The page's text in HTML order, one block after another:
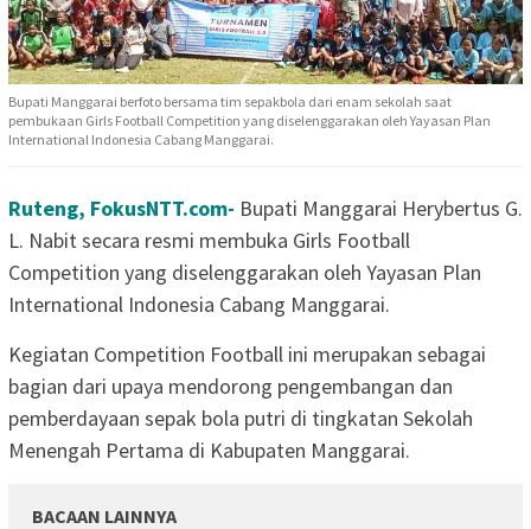
Bupati Manggarai berfoto bersama tim sepakbola dari enam sekolah saat
pembukaan Girls Football Competition yang diselenggarakan oleh Yayasan Plan
International Indonesia Cabang Manggarai.
Ruteng, FokusNTT.com- Bupati Manggarai Herybertus G.
L. Nabit secara resmi membuka Girls Football
Competition yang diselenggarakan oleh Yayasan Plan
International Indonesia Cabang Manggarai.
Kegiatan Competition Football ini merupakan sebagai
bagian dari upaya mendorong pengembangan dan
pemberdayaan sepak bola putri di tingkatan Sekolah
Menengah Pertama di Kabupaten Manggarai.
BACAAN LAINNYA